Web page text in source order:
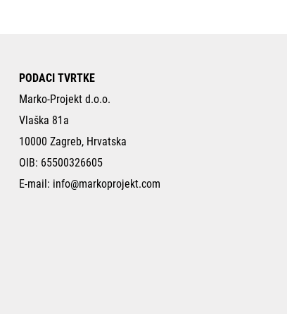
PODACI TVRTKE
Marko-Projekt d.o.o.
Vlaška 81a
10000 Zagreb, Hrvatska
OIB: 65500326605
E-mail: info@markoprojekt.com